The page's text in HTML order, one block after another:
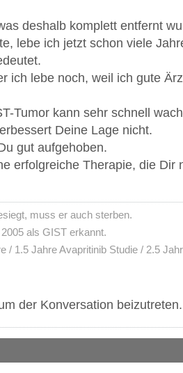
deshalb komplett entfernt
lebe ich jetzt schon viele
ich lebe noch, weil ich gute
Tumor kann sehr schnell
Deine Lage nicht.
gut aufgehoben.
erfolgreiche Therapie, die Dir
muss er auch sterben.
als GIST erkannt.
/ 1.5 Jahre Avapritinib Studie / 2.5
der Konversation beizutreten.